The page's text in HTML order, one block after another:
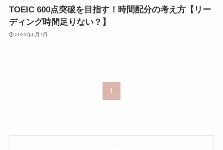
TOEIC 600点突破を目指す！時間配分の考え方【リー
ディング時間足りない？】
2023年6月7日
1